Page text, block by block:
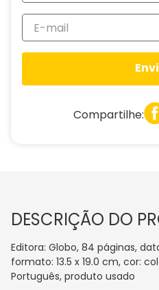
Compartilhe:
DESCRIÇÃO DO
Editora: Globo, 84 páginas,
formato: 13.5 x 19.0 cm, cor:
Português, produto usado